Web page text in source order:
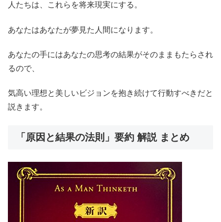
人たちは、これらを将来現実にする。
あなたはあなたが夢見た人間になります。
あなたの手にはあなたの思考の結果がそのままもたらされ
るので、
気高い理想と美しいビジョンを抱き続けて行動すべきだと
説きます。
「原因と結果の法則」要約 解説 まとめ